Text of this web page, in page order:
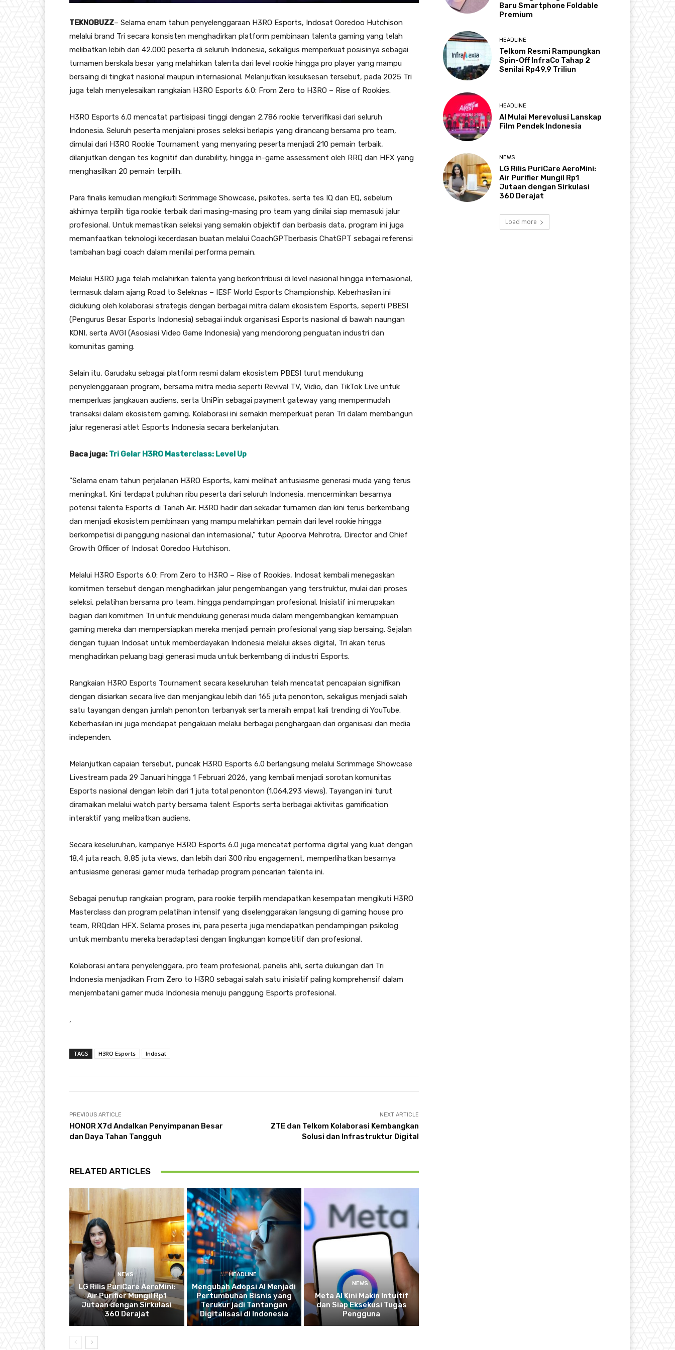
TEKNOBUZZ– Selama enam tahun penyelenggaraan H3RO Esports, Indosat Ooredoo Hutchison
melalui brand Tri secara konsisten menghadirkan platform pembinaan talenta gaming yang telah
melibatkan lebih dari 42.000 peserta di seluruh Indonesia, sekaligus memperkuat posisinya sebagai
turnamen berskala besar yang melahirkan talenta dari level rookie hingga pro player yang mampu
bersaing di tingkat nasional maupun internasional. Melanjutkan kesuksesan tersebut, pada 2025 Tri
juga telah menyelesaikan rangkaian H3RO Esports 6.0: From Zero to H3RO – Rise of Rookies.
H3RO Esports 6.0 mencatat partisipasi tinggi dengan 2.786 rookie terverifikasi dari seluruh
Indonesia. Seluruh peserta menjalani proses seleksi berlapis yang dirancang bersama pro team,
dimulai dari H3RO Rookie Tournament yang menyaring peserta menjadi 210 pemain terbaik,
dilanjutkan dengan tes kognitif dan durability, hingga in-game assessment oleh RRQ dan HFX yang
menghasilkan 20 pemain terpilih.
Para finalis kemudian mengikuti Scrimmage Showcase, psikotes, serta tes IQ dan EQ, sebelum
akhirnya terpilih tiga rookie terbaik dari masing-masing pro team yang dinilai siap memasuki jalur
profesional. Untuk memastikan seleksi yang semakin objektif dan berbasis data, program ini juga
memanfaatkan teknologi kecerdasan buatan melalui CoachGPTberbasis ChatGPT sebagai referensi
tambahan bagi coach dalam menilai performa pemain.
Melalui H3RO juga telah melahirkan talenta yang berkontribusi di level nasional hingga internasional,
termasuk dalam ajang Road to Seleknas – IESF World Esports Championship. Keberhasilan ini
didukung oleh kolaborasi strategis dengan berbagai mitra dalam ekosistem Esports, seperti PBESI
(Pengurus Besar Esports Indonesia) sebagai induk organisasi Esports nasional di bawah naungan
KONI, serta AVGI (Asosiasi Video Game Indonesia) yang mendorong penguatan industri dan
komunitas gaming.
Selain itu, Garudaku sebagai platform resmi dalam ekosistem PBESI turut mendukung
penyelenggaraan program, bersama mitra media seperti Revival TV, Vidio, dan TikTok Live untuk
memperluas jangkauan audiens, serta UniPin sebagai payment gateway yang mempermudah
transaksi dalam ekosistem gaming. Kolaborasi ini semakin memperkuat peran Tri dalam membangun
jalur regenerasi atlet Esports Indonesia secara berkelanjutan.
Baca juga: Tri Gelar H3RO Masterclass: Level Up
“Selama enam tahun perjalanan H3RO Esports, kami melihat antusiasme generasi muda yang terus
meningkat. Kini terdapat puluhan ribu peserta dari seluruh Indonesia, mencerminkan besarnya
potensi talenta Esports di Tanah Air. H3RO hadir dari sekadar turnamen dan kini terus berkembang
dan menjadi ekosistem pembinaan yang mampu melahirkan pemain dari level rookie hingga
berkompetisi di panggung nasional dan internasional,” tutur Apoorva Mehrotra, Director and Chief
Growth Officer of Indosat Ooredoo Hutchison.
Melalui H3RO Esports 6.0: From Zero to H3RO – Rise of Rookies, Indosat kembali menegaskan
komitmen tersebut dengan menghadirkan jalur pengembangan yang terstruktur, mulai dari proses
seleksi, pelatihan bersama pro team, hingga pendampingan profesional. Inisiatif ini merupakan
bagian dari komitmen Tri untuk mendukung generasi muda dalam mengembangkan kemampuan
gaming mereka dan mempersiapkan mereka menjadi pemain profesional yang siap bersaing. Sejalan
dengan tujuan Indosat untuk memberdayakan Indonesia melalui akses digital, Tri akan terus
menghadirkan peluang bagi generasi muda untuk berkembang di industri Esports.
Rangkaian H3RO Esports Tournament secara keseluruhan telah mencatat pencapaian signifikan
dengan disiarkan secara live dan menjangkau lebih dari 165 juta penonton, sekaligus menjadi salah
satu tayangan dengan jumlah penonton terbanyak serta meraih empat kali trending di YouTube.
Keberhasilan ini juga mendapat pengakuan melalui berbagai penghargaan dari organisasi dan media
independen.
Melanjutkan capaian tersebut, puncak H3RO Esports 6.0 berlangsung melalui Scrimmage Showcase
Livestream pada 29 Januari hingga 1 Februari 2026, yang kembali menjadi sorotan komunitas
Esports nasional dengan lebih dari 1 juta total penonton (1.064.293 views). Tayangan ini turut
diramaikan melalui watch party bersama talent Esports serta berbagai aktivitas gamification
interaktif yang melibatkan audiens.
Secara keseluruhan, kampanye H3RO Esports 6.0 juga mencatat performa digital yang kuat dengan
18,4 juta reach, 8,85 juta views, dan lebih dari 300 ribu engagement, memperlihatkan besarnya
antusiasme generasi gamer muda terhadap program pencarian talenta ini.
Sebagai penutup rangkaian program, para rookie terpilih mendapatkan kesempatan mengikuti H3RO
Masterclass dan program pelatihan intensif yang diselenggarakan langsung di gaming house pro
team, RRQdan HFX. Selama proses ini, para peserta juga mendapatkan pendampingan psikolog
untuk membantu mereka beradaptasi dengan lingkungan kompetitif dan profesional.
Kolaborasi antara penyelenggara, pro team profesional, panelis ahli, serta dukungan dari Tri
Indonesia menjadikan From Zero to H3RO sebagai salah satu inisiatif paling komprehensif dalam
menjembatani gamer muda Indonesia menuju panggung Esports profesional.
,
TAGS H3RO Esports Indosat
PREVIOUS ARTICLE
HONOR X7d Andalkan Penyimpanan Besar
dan Daya Tahan Tangguh
NEXT ARTICLE
ZTE dan Telkom Kolaborasi Kembangkan
Solusi dan Infrastruktur Digital
RELATED ARTICLES
NEWS
LG Rilis PuriCare AeroMini:
Air Purifier Mungil Rp1
Jutaan dengan Sirkulasi
360 Derajat
HEADLINE
Mengubah Adopsi AI Menjadi
Pertumbuhan Bisnis yang
Terukur jadi Tantangan
Digitalisasi di Indonesia
NEWS
Meta AI Kini Makin Intuitif
dan Siap Eksekusi Tugas
Pengguna
Baru Smartphone Foldable
Premium
HEADLINE
Telkom Resmi Rampungkan
Spin-Off InfraCo Tahap 2
Senilai Rp49,9 Triliun
HEADLINE
AI Mulai Merevolusi Lanskap
Film Pendek Indonesia
NEWS
LG Rilis PuriCare AeroMini:
Air Purifier Mungil Rp1
Jutaan dengan Sirkulasi
360 Derajat
Load more